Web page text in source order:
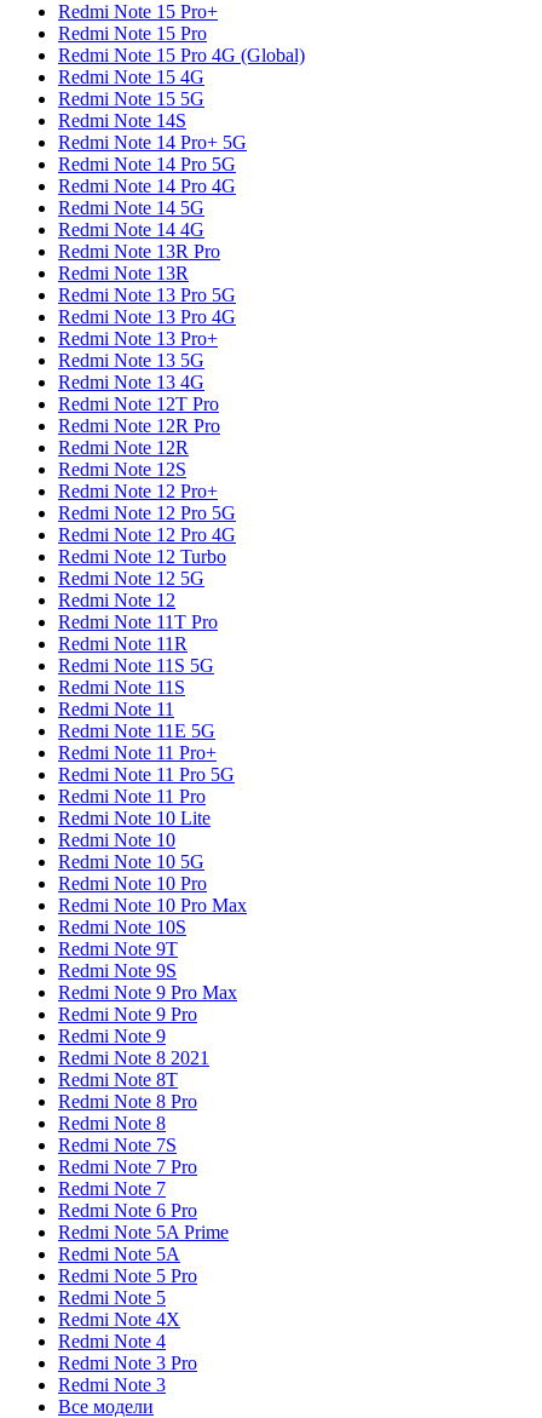
Redmi Note 15 Pro+
Redmi Note 15 Pro
Redmi Note 15 Pro 4G (Global)
Redmi Note 15 4G
Redmi Note 15 5G
Redmi Note 14S
Redmi Note 14 Pro+ 5G
Redmi Note 14 Pro 5G
Redmi Note 14 Pro 4G
Redmi Note 14 5G
Redmi Note 14 4G
Redmi Note 13R Pro
Redmi Note 13R
Redmi Note 13 Pro 5G
Redmi Note 13 Pro 4G
Redmi Note 13 Pro+
Redmi Note 13 5G
Redmi Note 13 4G
Redmi Note 12T Pro
Redmi Note 12R Pro
Redmi Note 12R
Redmi Note 12S
Redmi Note 12 Pro+
Redmi Note 12 Pro 5G
Redmi Note 12 Pro 4G
Redmi Note 12 Turbo
Redmi Note 12 5G
Redmi Note 12
Redmi Note 11T Pro
Redmi Note 11R
Redmi Note 11S 5G
Redmi Note 11S
Redmi Note 11
Redmi Note 11E 5G
Redmi Note 11 Pro+
Redmi Note 11 Pro 5G
Redmi Note 11 Pro
Redmi Note 10 Lite
Redmi Note 10
Redmi Note 10 5G
Redmi Note 10 Pro
Redmi Note 10 Pro Max
Redmi Note 10S
Redmi Note 9T
Redmi Note 9S
Redmi Note 9 Pro Max
Redmi Note 9 Pro
Redmi Note 9
Redmi Note 8 2021
Redmi Note 8T
Redmi Note 8 Pro
Redmi Note 8
Redmi Note 7S
Redmi Note 7 Pro
Redmi Note 7
Redmi Note 6 Pro
Redmi Note 5A Prime
Redmi Note 5A
Redmi Note 5 Pro
Redmi Note 5
Redmi Note 4X
Redmi Note 4
Redmi Note 3 Pro
Redmi Note 3
Все модели